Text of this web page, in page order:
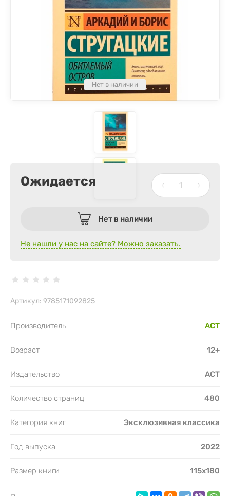
Нет в наличии
Ожидается
Нет в наличии
Не нашли у нас на сайте? Можно заказать.
Артикул: 9785171092825
Производитель АСТ
Возраст 12+
Издательство АСТ
Количество страниц 480
Категория книг Эксклюзивная классика
Год выпуска 2022
Размер книги 115х180